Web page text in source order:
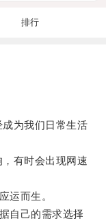
排行
为我们日常生活
有时会出现网速
而生。
自己的需求选择